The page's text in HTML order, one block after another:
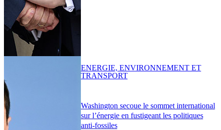
Washington secoue le sommet international
sur l’énergie en fustigeant les politiques
anti-fossiles
ENERGIE, ENVIRONNEMENT ET
TRANSPORT